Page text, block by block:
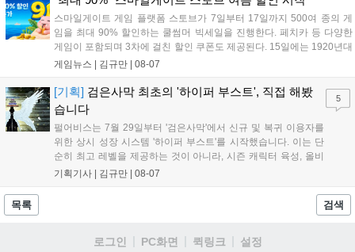
할 수 있다....
스마일게이트 게임 플랫폼 스토브가 7일부터 17일까지 500여 종의 게
임을 최대 90% 할인하는 쿨썸머 빅세일을 진행한다. 페치카 등 다양한
게임이 포함되며 3차에 걸친 할인 쿠폰도 제공된다. 15일에는 1920년대
경성 배경의 신작 그날의 신문이 출시되며, 15일부터 17일까지는 국내
은 공식 페이지에서 확인 가능하다....
게임뉴스 | 김규만 08-07
[기획] 검은사막 최초의 '하이퍼 부스트', 직접 해봤
습니다
펄어비스는 7월 29일부터 '검은사막'에서 신규 및 복귀 이용자를
위한 상시 성장 시스템 '하이퍼 부스트'를 시작했습니다. 이는 단
순히 최고 레벨을 제공하는 것이 아니라, 시즌 캐릭터 육성, 올비
아 아카데미 수료, 아침의 나라 설화 진행 등 4단계 과정을 통해
용자는 과제를 완수하며 동(V) 투발라 장비와 검은별 무기, 카라
기획기사 | 김규만 08-07
5
목록 검색
로그인 PC화면 퀵링크
설정